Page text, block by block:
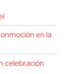
en la
celebración